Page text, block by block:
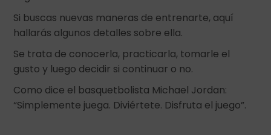
Si buscas nuevas maneras de entrenarte, aquí
hallarás algunos detalles sobre ella.
Se trata de conocerla, practicarla, tomarle el
gusto y luego decidir si continuar o no.
Como dice el basquetbolista Michael Jordan:
“Simplemente juega. Diviértete. Disfruta el juego”.